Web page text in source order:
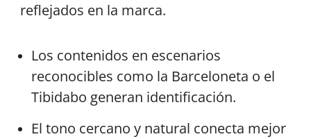
reflejados en la marca.
Los contenidos en escenarios
reconocibles como la Barceloneta o el
Tibidabo generan identificación.
El tono cercano y natural conecta mejor